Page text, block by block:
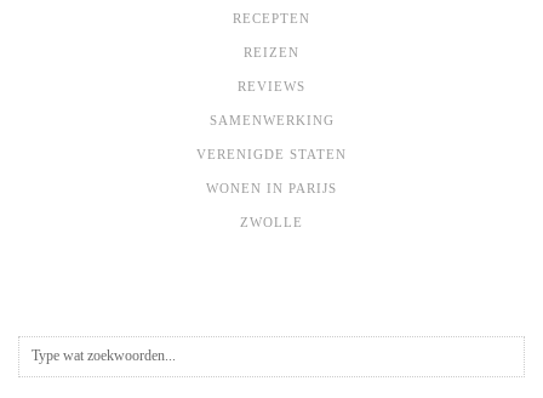
RECEPTEN
REIZEN
REVIEWS
SAMENWERKING
VERENIGDE STATEN
WONEN IN PARIJS
ZWOLLE